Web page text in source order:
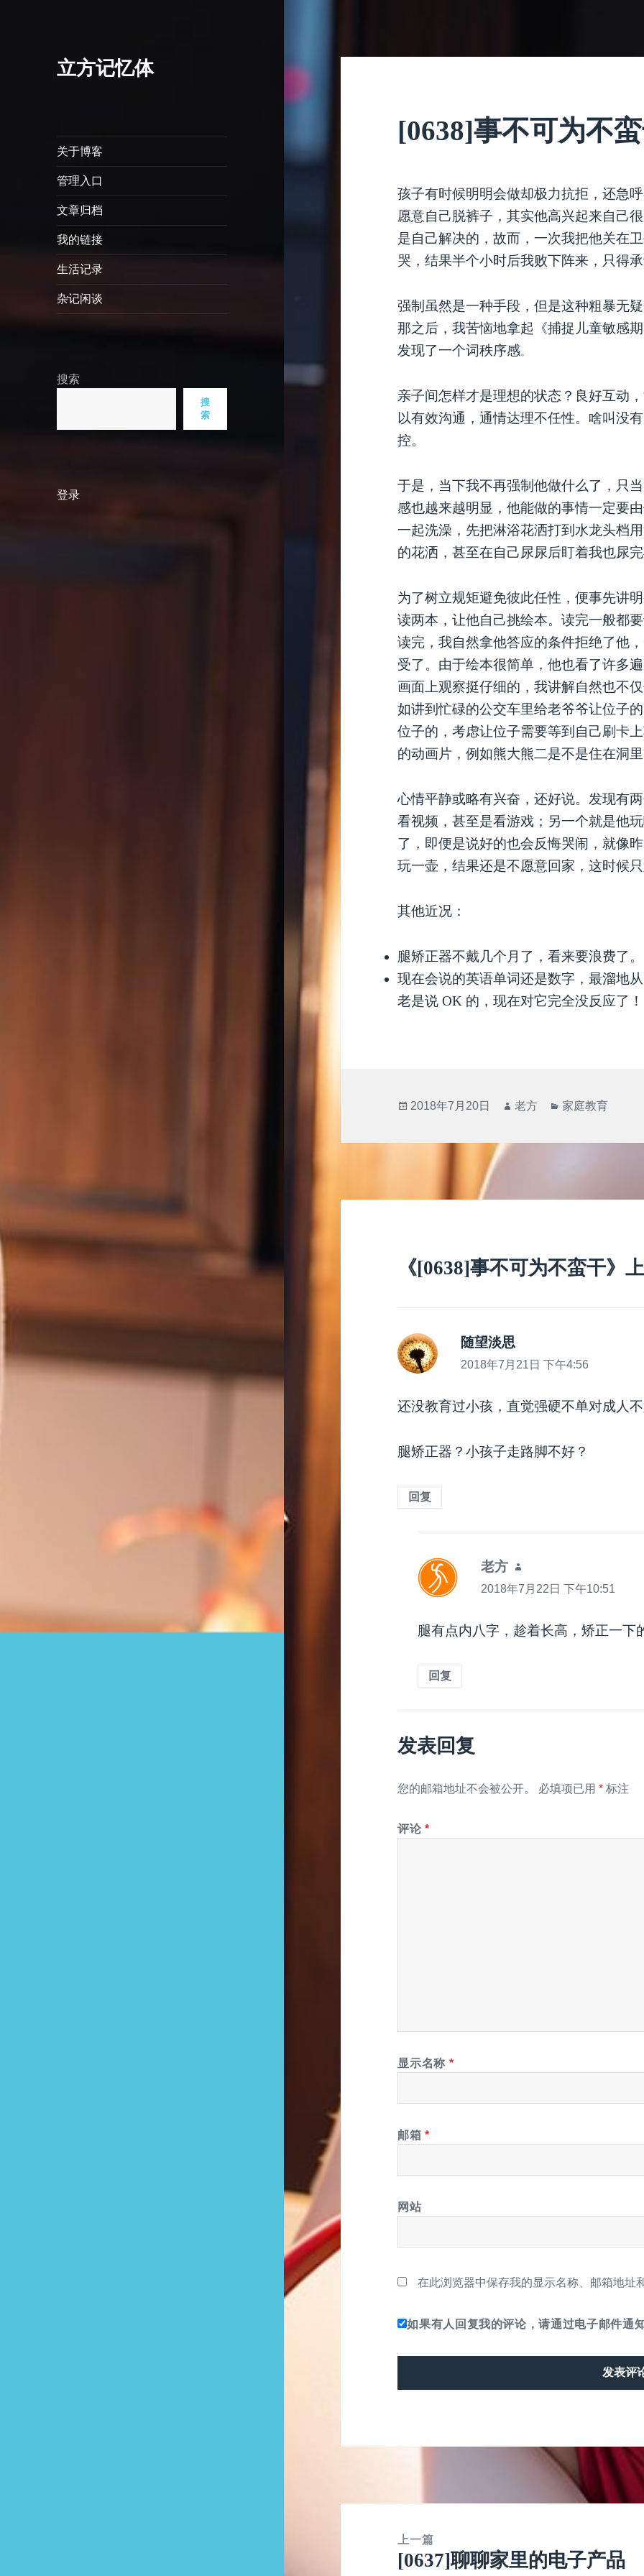
立方记忆体
关于博客
管理入口
文章归档
我的链接
生活记录
杂记闲谈
搜索
搜
索
登录
[0638]事不可为不
孩子有时候明明会做却极力抗拒，还急
愿意自己脱裤子，其实他高兴起来自己
是自己解决的，故而，一次我把他关在
哭，结果半个小时后我败下阵来，只得
强制虽然是一种手段，但是这种粗暴无
那之后，我苦恼地拿起《捕捉儿童敏感
发现了一个词秩序感。
亲子间怎样才是理想的状态？良好互动
以有效沟通，通情达理不任性。啥叫没
控。
于是，当下我不再强制他做什么了，只
感也越来越明显，他能做的事情一定要
一起洗澡，先把淋浴花洒打到水龙头档
的花洒，甚至在自己尿尿后盯着我也尿
为了树立规矩避免彼此任性，便事先讲
读两本，让他自己挑绘本。读完一般都
读完，我自然拿他答应的条件拒绝了他
受了。由于绘本很简单，他也看了许多
画面上观察挺仔细的，我讲解自然也不
如讲到忙碌的公交车里给老爷爷让位子
位子的，考虑让位子需要等到自己刷卡
的动画片，例如熊大熊二是不是住在洞
心情平静或略有兴奋，还好说。发现有
看视频，甚至是看游戏；另一个就是他
了，即便是说好的也会反悔哭闹，就像
玩一壶，结果还是不愿意回家，这时候
其他近况：
腿矫正器不戴几个月了，看来要浪费了。
现在会说的英语单词还是数字，最溜地
老是说 OK 的，现在对它完全没反应了！
发
2018年7月20日
作
老方
分
家庭教育
《[0638]事不可为不蛮干》
随望淡思
道：
2018年7月21日 下午4:56
还没教育过小孩，直觉强硬不单对成人
腿矫正器？小孩子走路脚不好？
回复
老方
说
道：
2018年7月22日 下午10:51
腿有点内八字，趁着长高，矫正一下
回复
发表回复
您的邮箱地址不会被公开。 必填项已用* 标注
评论*
显示名称 *
邮箱*
网站
在此浏览器中保存我的显示名称、邮箱地址
如果有人回复我的评论，请通过电子邮件通
上一篇
上
[0637]聊聊家里的电子产品